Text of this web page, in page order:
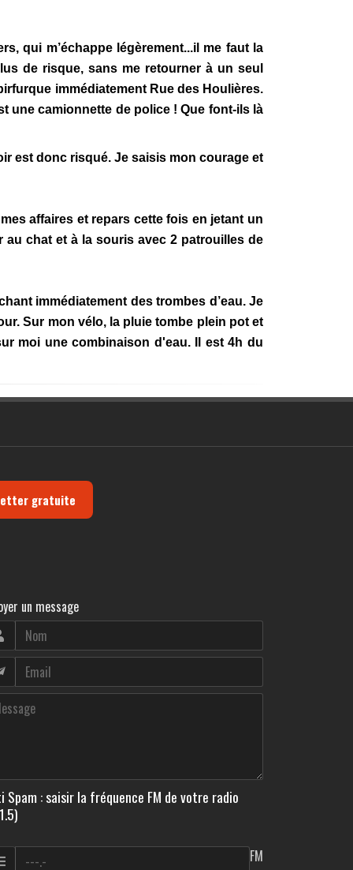
qui m’échappe légèrement...il me faut la
de risque, sans me retourner à un seul
immédiatement Rue des Houlières.
une camionnette de police ! Que font-ils là
est donc risqué. Je saisis mon courage et
affaires et repars cette fois en jetant un
au chat et à la souris avec 2 patrouilles de
immédiatement des trombes d’eau. Je
Sur mon vélo, la pluie tombe plein pot et
moi une combinaison d'eau. Il est 4h du
gratuite
un message
Spam : saisir la fréquence FM de votre radio
FM